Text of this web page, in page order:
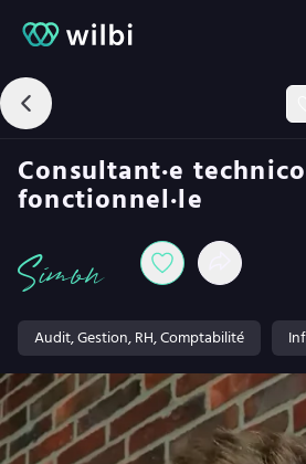
Consultant·e
fonctionnel·le
Simon
Audit, Gestion, RH, Comptabilité